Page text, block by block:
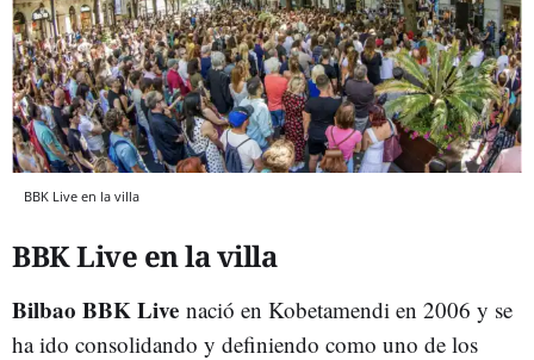
BBK Live en la villa
BBK Live en la villa
Bilbao BBK Live nació en Kobetamendi en 2006 y se
ha ido consolidando y definiendo como uno de los